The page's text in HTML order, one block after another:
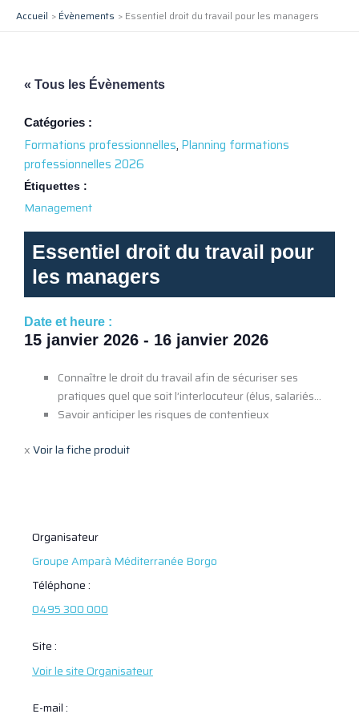
Accueil Évènements Essentiel droit du travail pour les managers
« Tous les Évènements
Catégories :
Formations professionnelles, Planning formations
professionnelles 2026
Étiquettes :
Management
Essentiel droit du travail pour
les managers
Date et heure :
15 janvier 2026 - 16 janvier 2026
Connaître le droit du travail afin de sécuriser ses
pratiques quel que soit l’interlocuteur (élus, salariés…
Savoir anticiper les risques de contentieux
xVoir la fiche produit
Organisateur
Groupe Amparà Méditerranée Borgo
Téléphone :
0495 300 000
Site :
Voir le site Organisateur
E-mail :